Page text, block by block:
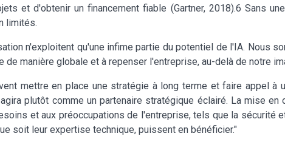
et d'obtenir un financement fiable (Gartner, 2018).6 Sans
limités.
n'exploitent qu'une infime partie du potentiel de l'IA. Nous
manière globale et à repenser l'entreprise, au-delà de notre
mettre en place une stratégie à long terme et faire appel à
plutôt comme un partenaire stratégique éclairé. La mise
et aux préoccupations de l'entreprise, tels que la
soit leur expertise technique, puissent en bénéficier."